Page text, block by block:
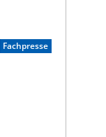
Fachpresse